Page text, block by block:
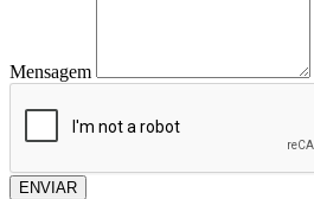
Mensagem
ENVIAR